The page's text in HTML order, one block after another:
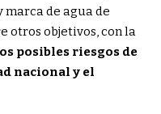
de agua de
otros objetivos, con la
posibles riesgos de
nacional y el